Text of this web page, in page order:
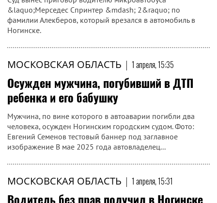
&laquo;Мерседес Спринтер &mdash; 2&raquo; по
фамилии Алекберов, который врезался в автомобиль в
Ногинске.
МОСКОВСКАЯ ОБЛАСТЬ | 1 апреля, 15:35
Осужден мужчина, погубивший в ДТП
ребенка и его бабушку
Мужчина, по вине которого в автоаварии погибли два
человека, осужден Ногинским городским судом. Фото:
Евгений Семенов тестовый баннер под заглавное
изображение В мае 2025 года автовладелец...
МОСКОВСКАЯ ОБЛАСТЬ | 1 апреля, 15:31
Водитель без прав получил в Ногинске